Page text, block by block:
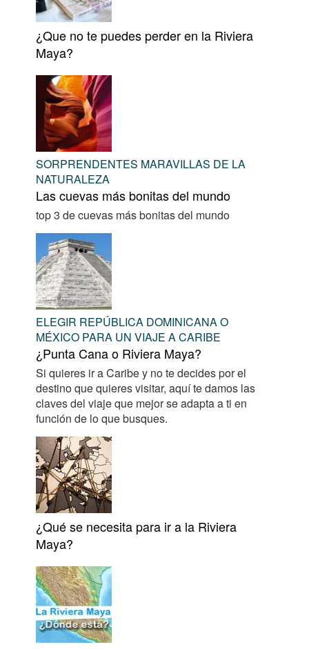
¿Que no te puedes perder en la Riviera
Maya?
SORPRENDENTES MARAVILLAS DE LA
NATURALEZA
Las cuevas más bonitas del mundo
top 3 de cuevas más bonitas del mundo
ELEGIR REPÚBLICA DOMINICANA O
MÉXICO PARA UN VIAJE A CARIBE
¿Punta Cana o Riviera Maya?
Si quieres ir a Caribe y no te decides por el
destino que quieres visitar, aquí te damos las
claves del viaje que mejor se adapta a ti en
función de lo que busques.
¿Qué se necesita para ir a la Riviera
Maya?